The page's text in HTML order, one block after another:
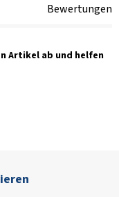
Bewertungen
Artikel ab und helfen